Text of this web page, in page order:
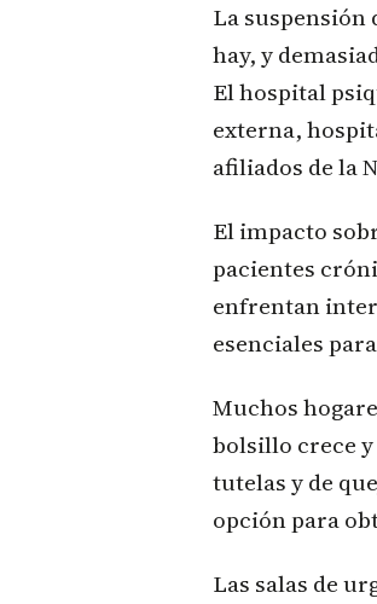
La
hay, y
El hospital
externa,
afiliados de la
El impacto
pacientes
enfrentan
esenciales
Muchos
bolsillo crece y
tutelas y de
opción para
Las salas de